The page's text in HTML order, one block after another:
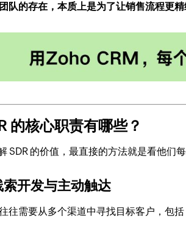
队的存在，本质上是为了让销售流程更精
的核心职责有哪些？
SDR 的价值，最直接的方法就是看他们每
索开发与主动触达
往需要从多个渠道中寻找目标客户，包括